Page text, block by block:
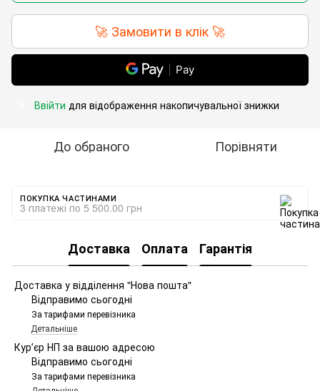
🚀 Замовити в клік 🚀
Pay
Ввійти для відображення накопичувальної знижки
До обраного Порівняти
ПОКУПКА ЧАСТИНАМИ
3 платежі по 5 500.00 грн
Доставка Оплата Гарантія
Доставка у відділення "Нова пошта"
Відправимо сьогодні
За тарифами перевізника
Детальніше
Курʼєр НП за вашою адресою
Відправимо сьогодні
За тарифами перевізника